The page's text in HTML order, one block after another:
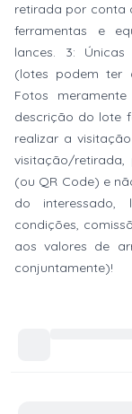
retirada por conta
ferramentas e
lances. 3:
(lotes podem ter
Fotos
descrição do lote
realizar a
visitação/
(ou QR Code) e
do
condições,
aos valores de
conjuntamente)!